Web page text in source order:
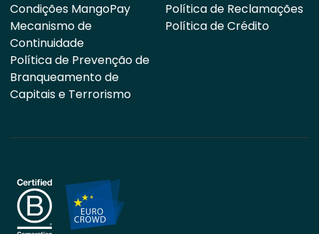
Condições MangoPay
Mecanismo de
Continuidade
Política de Prevenção de
Branqueamento de
Capitais e Terrorismo
Política de Reclamações
Política de Crédito